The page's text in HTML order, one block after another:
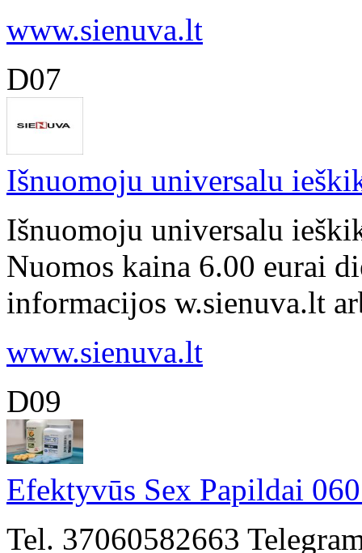
www.sienuva.lt
D07
Išnuomoju universalu
Išnuomoju universalu
Nuomos kaina 6.00 eurai
informacijos w.sienuva.lt
www.sienuva.lt
D09
Efektyvūs Sex Papildai
Tel. 37060582663